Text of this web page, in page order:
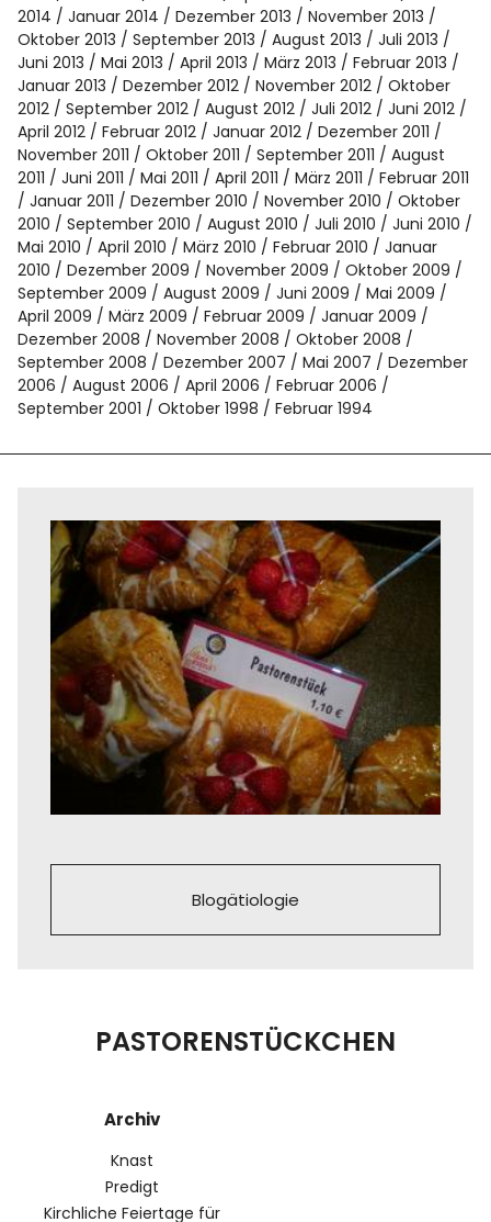
2014
Januar 2014 Dezember 2013
November 2013
Oktober 2013
September 2013 August 2013
Juli 2013
Juni 2013
Mai 2013 April 2013 März 2013
Februar 2013
Januar 2013
Dezember 2012 November 2012
Oktober
2012
September 2012 August 2012 Juli 2012
Juni 2012
April 2012
Februar 2012 Januar 2012
Dezember 2011
November 2011
Oktober 2011 September 2011
August
2011
Juni 2011 Mai 2011 April 2011 März 2011
Februar 2011
Januar 2011
Dezember 2010 November 2010
Oktober
2010
September 2010 August 2010 Juli 2010
Juni 2010
Mai 2010
April 2010 März 2010 Februar 2010
Januar
2010
Dezember 2009 November 2009
Oktober 2009
September 2009
August 2009 Juni 2009
Mai 2009
April 2009
März 2009 Februar 2009
Januar 2009
Dezember 2008
November 2008
Oktober 2008
September 2008
Dezember 2007 Mai 2007
Dezember
2006
August 2006 April 2006
Februar 2006
September 2001
Oktober 1998 Februar 1994
Blogätiologie
PASTORENSTÜCKCHEN
Archiv
Knast
Predigt
Kirchliche Feiertage für